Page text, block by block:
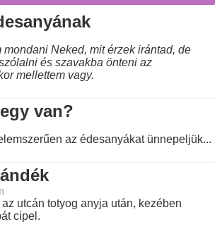
mondani Neked, mit érzek irántad, de
és szavakba önteni az
mellettem vagy.
van?
az édesanyákat ünnepeljük...
utcán totyog anyja után, kezében
cipel.